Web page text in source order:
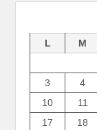
L M
3
4
10
11
17
18